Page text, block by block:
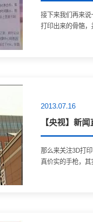
接下来我们再来
打印出来的骨骼
2013.07.16
【央视】新
那么来关注3D打
真价实的手枪，